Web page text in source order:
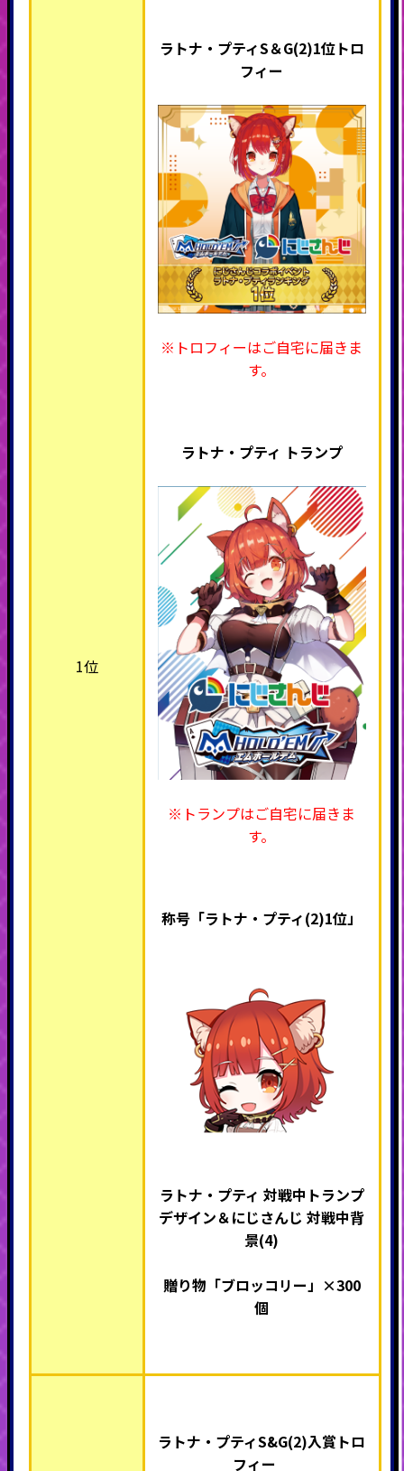
1位
ラトナ・プティS＆G(2)1位トロ
フィー
※トロフィーはご自宅に届きま
す。
ラトナ・プティ トランプ
※トランプはご自宅に届きま
す。
称号「ラトナ・プティ(2)1位」
ラトナ・プティ 対戦中トランプ
デザイン＆にじさんじ 対戦中背
景(4)
贈り物「ブロッコリー」×300
個
ラトナ・プティS&G(2)入賞トロ
フィー